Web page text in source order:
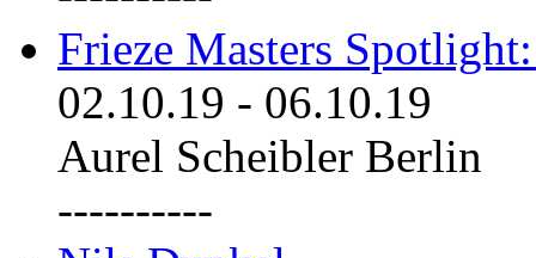
Frieze Masters
02.10.19 - 06.10.19
Aurel Scheibler Berlin
----------